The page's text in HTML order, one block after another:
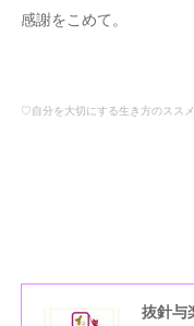
感謝をこめて。
♡自分を大切にする生き方のススメ